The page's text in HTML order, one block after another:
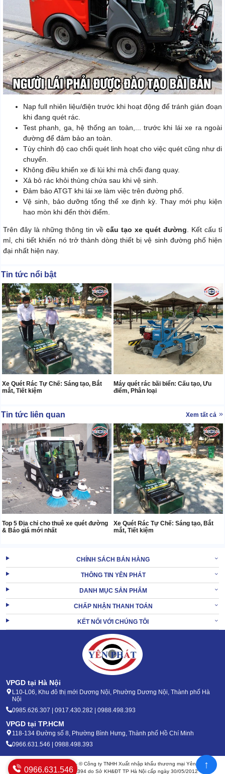
Nạp full nhiên liệu/điện trước khi hoạt động để tránh gián đoạn
khi đang quét rác.
Test phanh, ga, hệ thống an toàn,... trước khi lái xe ra ngoài
đường để đảm bảo an toàn.
Tùy chỉnh độ cao chổi quét linh hoạt cho việc quét cũng như di
chuyển.
Không điều khiển xe đi lùi khi mà chổi đang quay.
Xả bỏ rác khỏi thùng chứa sau khi vệ sinh.
Đảm bảo ATGT khi lái xe làm việc trên đường phố.
Vệ sinh, bảo dưỡng tổng thể xe định kỳ. Thay mới phụ kiện
hao mòn khi đến thời điểm.
Trên đây là những thông tin về cấu tạo xe quét đường. Kết cấu tỉ
mỉ, chi tiết khiến nó trở thành dòng thiết bị vệ sinh đường phố hiện
đại nhất hiện nay.
Tin tức nổi bật
Xe Quét Rác Tự Chế: Sáng tạo, Bắt
mắt, Tiết kiệm
Máy quét rác bãi biển: Cấu tạo, Ưu
điểm, Phân loại
Tin tức liên quan Xem tất cả
Top 5 Địa chỉ cho thuê xe quét đường
& Báo giá mới nhất
Xe Quét Rác Tự Chế: Sáng tạo, Bắt
mắt, Tiết kiệm
CHÍNH SÁCH BÁN HÀNG
THÔNG TIN YÊN PHÁT
DANH MỤC SẢN PHẨM
CHẤP NHẬN THANH TOÁN
KẾT NỐI VỚI CHÚNG TÔI
VPGD tại Hà Nội
L10-L06, Khu đô thị mới Dương Nội, Phường Dương Nội, Thành phố Hà
Nội
0985.626.307 | 0917.430.282 | 0988.498.393
VPGD tại TP.HCM
118-134 Đường số 8, Phường Bình Hưng, Thành phố Hồ Chí Minh
0966.631.546 | 0988.498.393
Bản quyền 2020 - 2026 – © Công ty TNHH Xuất nhập khẩu thương mại Yên Phát
Mã số thuế: 0105904394 do Sở KH&ĐT TP Hà Nội cấp ngày 30/05/2012
0966.631.546 ↑